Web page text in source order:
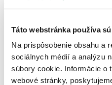
Táto webstránka používa
Na prispôsobenie obsahu a
sociálnych médií a analýzu
súbory cookie. Informácie o
webové stránky,
Detail
Menu
Práškový inokulant na
Účinok